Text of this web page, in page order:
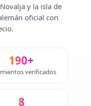
y la isla de
oficial con
190+
verificados
8